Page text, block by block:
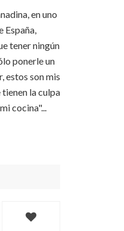
en uno
España,
tener ningún
ponerle un
estos son mis
tienen la culpa
cocina"...